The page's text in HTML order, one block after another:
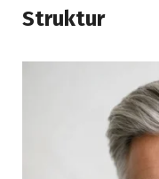
Struktur